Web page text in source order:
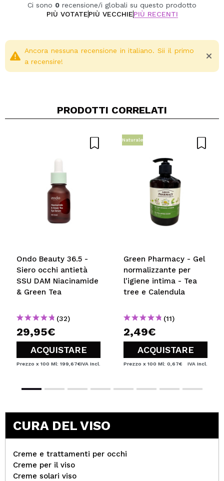
Ci sono 0 recensione/i globali su questo prodotto
PIÙ VOTATEPIÙ VECCHIEPIÙ RECENTI
Il tuo video potrebbe essere il primo. Immaginalo...
Consiglieresti questo acquisto? Si No
Ancora nessuna recensione in italiano. Sii il primo
a recensire!
PRODOTTI CORRELATI
Ondo Beauty 36.5 -
Siero occhi antietà
SSU DAM Niacinamide
& Green Tea
(32)
29,95€
ACQUISTARE
Prezzo x 100 Ml: 199,67€IVA Incl.
Naturale
Green Pharmacy - Gel
normalizzante per
l'igiene intima - Tea
tree e Calendula
(11)
2,49€
ACQUISTARE
Prezzo x 100 Ml: 0,67€ IVA Incl.
CURA DEL VISO
Creme e trattamenti per occhi
Creme per il viso
Creme solari viso